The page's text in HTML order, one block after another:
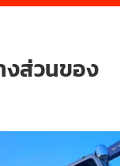
งส่วนของ